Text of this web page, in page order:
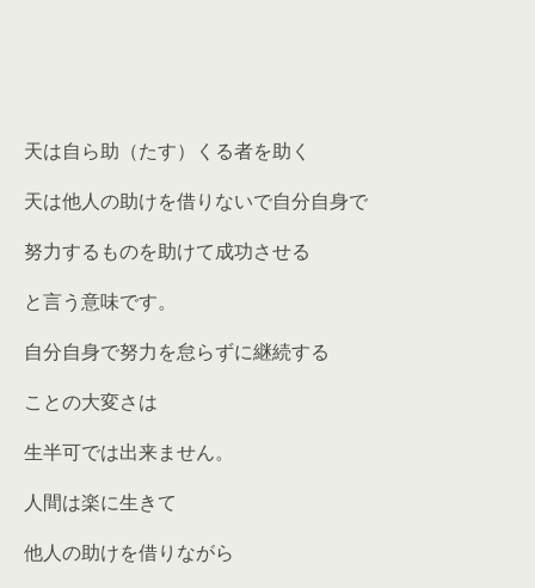
天は自ら助（たす）くる者を助く
天は他人の助けを借りないで自分自身で
努力するものを助けて成功させる
と言う意味です。
自分自身で努力を怠らずに継続する
ことの大変さは
生半可では出来ません。
人間は楽に生きて
他人の助けを借りながら